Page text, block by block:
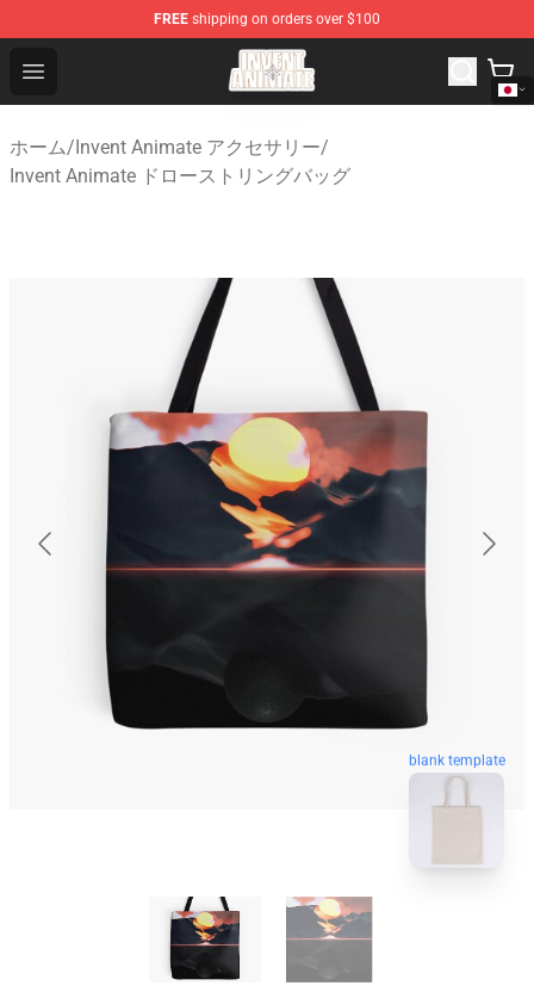
FREE shipping on orders over $100
Open menu
Invent Animate Shop - Official Invent Animate
ホーム/Invent Animate アクセサリー/
Invent Animate ドローストリングバッグ
blank template